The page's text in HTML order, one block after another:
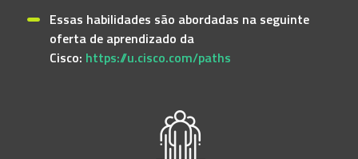
Essas habilidades são abordadas na seguinte
oferta de aprendizado da
Cisco: https://u.cisco.com/paths